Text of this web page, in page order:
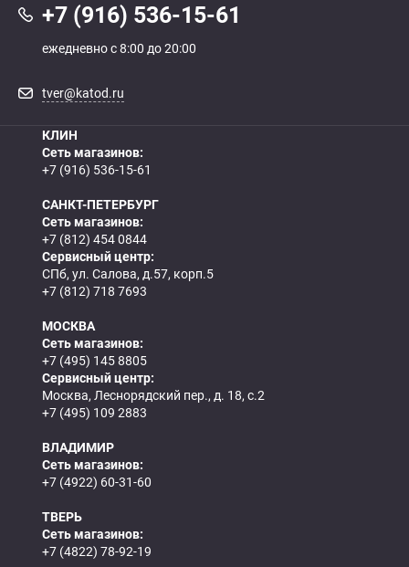
+7 (916) 536-15-61
ежедневно с 8:00 до 20:00
tver@katod.ru
КЛИН
Сеть магазинов:
+7 (916) 536-15-61
САНКТ-ПЕТЕРБУРГ
Сеть магазинов:
+7 (812) 454 0844
Сервисный центр:
СПб, ул. Салова, д.57, корп.5
+7 (812) 718 7693
МОСКВА
Сеть магазинов:
+7 (495) 145 8805
Сервисный центр:
Москва, Леснорядский пер., д. 18, с.2
+7 (495) 109 2883
ВЛАДИМИР
Сеть магазинов:
+7 (4922) 60-31-60
ТВЕРЬ
Сеть магазинов:
+7 (4822) 78-92-19